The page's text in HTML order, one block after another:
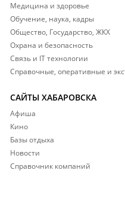
Медицина и здоровье
Обучение, наука, кадры
Общество, Государство, ЖКХ
Охрана и безопасность
Связь и IT технологии
Справочные, оперативные и
САЙТЫ ХАБАРОВСКА
Афиша
Кино
Базы отдыха
Новости
Справочник компаний